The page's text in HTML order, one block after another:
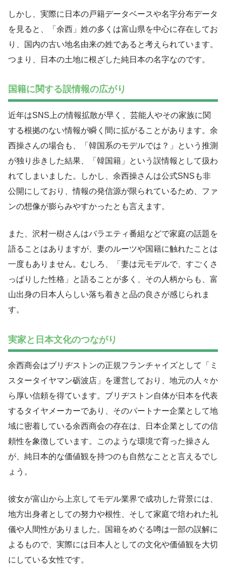
しかし、実際に日本の戸籍データベースや名字分布データ
を見ると、「余西」姓の多くは富山県を中心に存在してお
り、国内の古い地名由来の姓であると考えられています。
つまり、日本の土地に根ざした純日本の名字なのです。
国籍に関する誤情報の広がり
近年はSNS上の情報拡散が早く、芸能人やその家族に関
する根拠のない情報が瞬く間に拡がることがあります。余
西操さんの場合も、「韓国系のモデルでは？」という推測
が独り歩きした結果、「韓国籍」という誤情報として扱わ
れてしまいました。しかし、余西操さんは公式SNSも非
公開にしており、情報の発信源が限られているため、ファ
ンの想像が膨らみやすかったとも言えます。
また、沢村一樹さんはバラエティ番組などで家庭の話題を
語ることはありますが、妻のルーツや国籍に触れたことは
一度もありません。むしろ、「妻は元モデルで、すごくさ
っぱりした性格」と語ることが多く、その人柄からも、富
山出身の日本人らしい落ち着きと品の良さが感じられま
す。
実家と日本文化のつながり
余西商会はブリヂストンの正規フランチャイズとして「ミ
スタータイヤマン砺波店」を運営しており、地元の人々か
ら厚い信頼を得ています。ブリヂストン自体が日本を代表
するタイヤメーカーであり、そのパートナー企業として地
域に密着している余西商会の存在は、日本企業としての信
頼性を象徴しています。このような環境で育った操さん
が、純日本的な価値観を持つのも自然なことと言えるでし
ょう。
彼女が富山から上京してモデル業界で成功した背景には、
地方出身者としての努力や根性、そして家庭で培われた礼
儀や人間性がありました。国籍をめぐる噂は一部の誤解に
よるもので、実際には日本人としての文化や価値観を大切
にしている女性です。